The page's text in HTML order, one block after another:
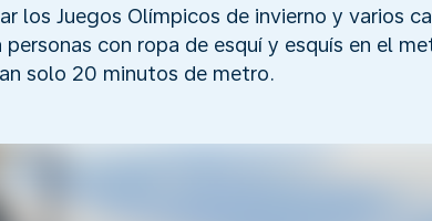
los Juegos Olímpicos de invierno y varios
con ropa de esquí y esquís en el
solo 20 minutos de metro.